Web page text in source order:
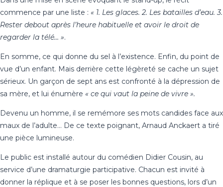
commence par une liste : « 1. Les glaces. 2. Les batailles d’eau. 3.
Rester debout après l’heure habituelle et avoir le droit de
regarder la télé… ».
En somme, ce qui donne du sel à l’existence. Enfin, du point de
vue d’un enfant. Mais derrière cette légèreté se cache un sujet
sérieux. Un garçon de sept ans est confronté à la dépression de
sa mère, et lui énumère « ce qui vaut la peine de vivre ».
Devenu un homme, il se remémore ses mots candides face aux
maux de l’adulte… De ce texte poignant, Arnaud Anckaert a tiré
une pièce lumineuse.
Le public est installé autour du comédien Didier Cousin, au
service d’une dramaturgie participative. Chacun est invité à
donner la réplique et à se poser les bonnes questions, lors d’un